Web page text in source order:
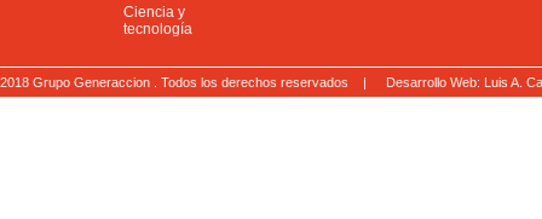
Ciencia y
tecnología
2018 Grupo Generaccion . Todos los derechos reservados | Desarrollo Web: Luis